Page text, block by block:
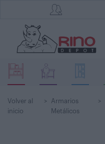
Volver al
inicio
>
Armarios
Metálicos
>